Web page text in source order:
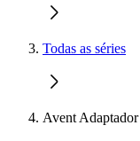
Todas as séries
Avent Adaptador